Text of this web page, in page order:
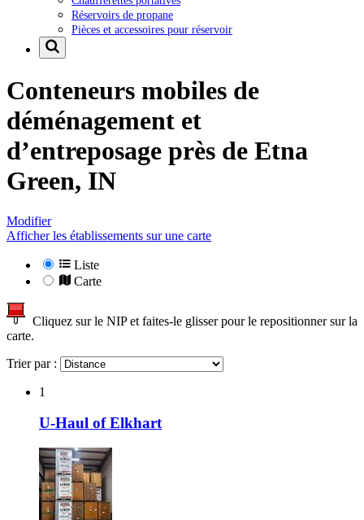
Réservoirs de propane
Pièces et accessoires pour réservoir
Conteneurs mobiles de
déménagement et
d’entreposage près de Etna
Green, IN
Modifier
Afficher les établissements sur une carte
Liste
Carte
Cliquez sur le NIP et faites-le glisser pour le repositionner sur la
carte.
Trier par :
1
U-Haul of Elkhart